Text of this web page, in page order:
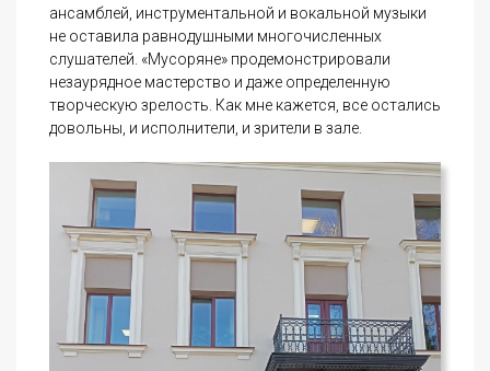
ансамблей, инструментальной и вокальной музыки
не оставила равнодушными многочисленных
слушателей. «Мусоряне» продемонстрировали
незаурядное мастерство и даже определенную
творческую зрелость. Как мне кажется, все остались
довольны, и исполнители, и зрители в зале.